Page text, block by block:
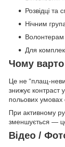
Розвідці та
Нічним
Волонтерам
Для
Чому
Це не “плащ-
знижує контраст
польових умовах
При активному
зменшується —
Відео /